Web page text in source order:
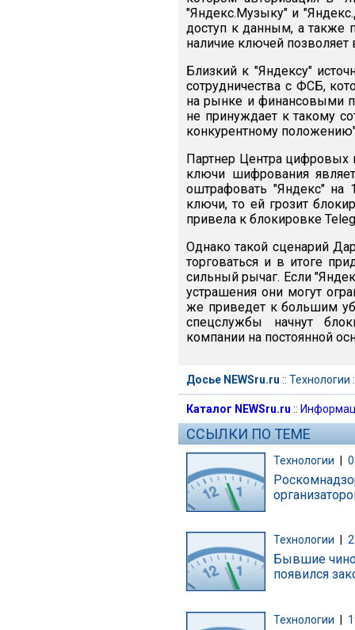
"Яндекс.Музыку" и
доступ к данным, а также
наличие ключей позволяет
Близкий к "Яндексу"
сотрудничества с ФСБ,
на рынке и финансовыми
не принуждает к такому
конкурентному
Партнер Центра цифровых
ключи шифрования
оштрафовать "Яндекс" на
ключи, то ей грозит
привела к блокировке
Однако такой сценарий
торговаться и в итоге
сильный рычаг. Если
устрашения они могут
же приведет к большим
спецслужбы начнут
компании на постоянной
Досье NEWSru.ru :: Технологии
Каталог NEWSru.ru ::
ССЫЛКИ ПО ТЕМЕ
Технологии
Технологии
Бывшие
появился
Технологии |